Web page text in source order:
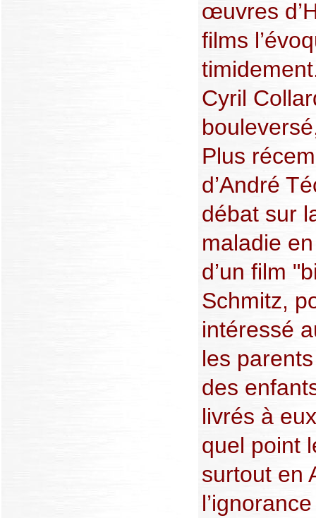
œuvres
films
Cyril
Plus
d’André
débat sur
maladie
d’un film
Schmitz,
intéressé
les
des
livrés à
quel point
surtout en